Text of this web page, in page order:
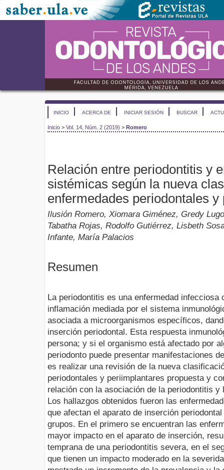
INICIO ACERCA DE INICIAR SESIÓN BUSCAR
Inicio > Vol. 14, Núm. 2 (2019) > Romero
Relación entre periodontitis y
sistémicas según la nueva
enfermedades periodontales
Ilusión Romero, Xiomara Giménez, Gredy
Tabatha Rojas, Rodolfo Gutiérrez, Lisbeth
Infante, María Palacios
Resumen
La periodontitis es una enfermedad infecciosa
inflamación mediada por el sistema
asociada a microorganismos específicos,
inserción periodontal. Esta respuesta
persona; y si el organismo está afectado por
periodonto puede presentar manifestaciones
es realizar una revisión de la nueva
periodontales y periimplantares propuesta y
relación con la asociación de la periodontitis
Los hallazgos obtenidos fueron las
que afectan el aparato de inserción
grupos. En el primero se encuentran las
mayor impacto en el aparato de inserción,
temprana de una periodontitis severa, en el
que tienen un impacto moderado en la